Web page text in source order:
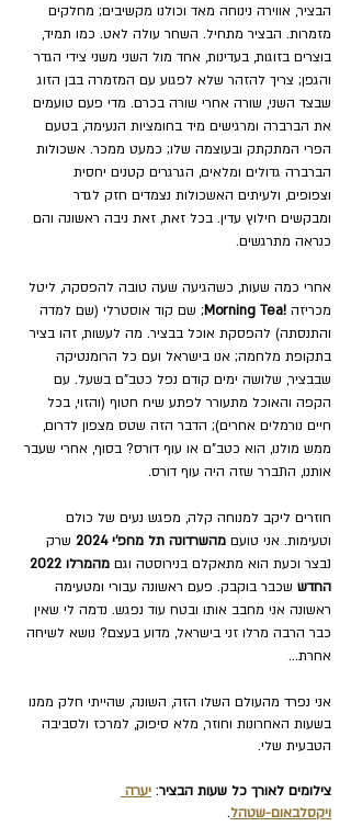
הבציר, אווירה נינוחה מאד וכולנו מקשיבים; מחלקים
מזמרות. הבציר מתחיל. השחר עולה לאט. כמו תמיד,
בוצרים בזוגות, בעדינות, אחד מול השני משני צידי הגדר
והגפן; צריך להזהר שלא לפגוע עם המזמרה בבן הזוג
שבצד השני, שורה אחרי שורה בכרם. מדי פעם טועמים
את הברברה ומרגישים מיד בחומציות הנעימה, בטעם
הפרי המתקתק ובעוצמה שלו; כמעט ממכר. אשכולות
הברברה גדולים ומלאים, הגרגרים קטנים יחסית
וצפופים, ולעיתים האשכולות נצמדים חזק לגדר
ומבקשים חילוץ עדין. בכל זאת, זאת ניבה ראשונה והם
כנראה מתרגשים.
אחרי כמה שעות, כשהגיעה שעה טובה להפסקה, ליטל
מכריזה !Morning Tea
; שם קוד אוסטרלי (שם למדה
והתנסתה) להפסקת אוכל בבציר. מה לעשות, זהו בציר
בתקופת מלחמה; אנו בישראל ועם כל הרומנטיקה
שבבציר, שלושה ימים קודם נפל כטב"ם בשעל. עם
הקפה והאוכל מתעורר לפתע שיח חטוף (והזוי, בכל
חיים נורמלים אחרים); הדבר הזה שטס מצפון לדרום,
ממש מולנו, הוא כטב"ם או עוף דורס? בסוף, אחרי שעבר
אותנו, התברר שזה היה עוף דורס.
חוזרים ליקב למנוחה קלה, מפגש נעים של כולם
וטעימות. אני טועם מהשרדונה תל מחפ'י 2024
שרק
נבצר וכעת הוא מתאקלם בנירוסטה וגם
החדש שכבר בוקבק. פעם ראשונה עבורי ומטעימה
ראשונה אני מחבב אותו ובטח עוד נפגש. נדמה לי שאין
כבר הרבה מרלו זני בישראל, מדוע בעצם? נושא לשיחה
אחרת...
אני נפרד מהעולם השלו הזה, השונה, שהייתי חלק ממנו
בשעות האחרונות וחוזר, מלא סיפוק, למרכז ולסביבה
הטבעית שלי.
צילומים לאורך כל שעות הבציר: יערה
ויקסלבאום-שטהל.